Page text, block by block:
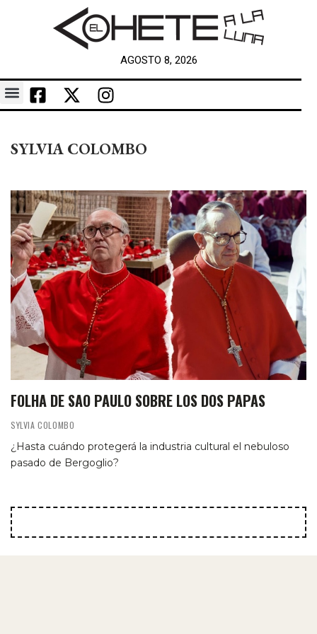
AGOSTO 8, 2026
SYLVIA COLOMBO
FOLHA DE SAO PAULO SOBRE LOS DOS PAPAS
SYLVIA COLOMBO
¿Hasta cuándo protegerá la industria cultural el nebuloso
pasado de Bergoglio?